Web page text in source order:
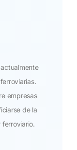
empresas
de la
ferroviario.